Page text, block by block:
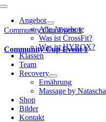
Toggle
NavigationAngebot
Alle Angebote
Was ist CrossFit?
Was ist HYROX?
Klassen
Team
Recovery
Ernährung
Massage by Natascha
Shop
Bilder
Kontakt
Community Cup Event 1
Community Cup Event 1